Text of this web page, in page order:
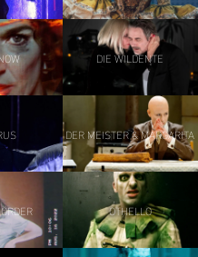
DIE WILDENTE
DER MEISTER & MARGARITA
OTHELLO